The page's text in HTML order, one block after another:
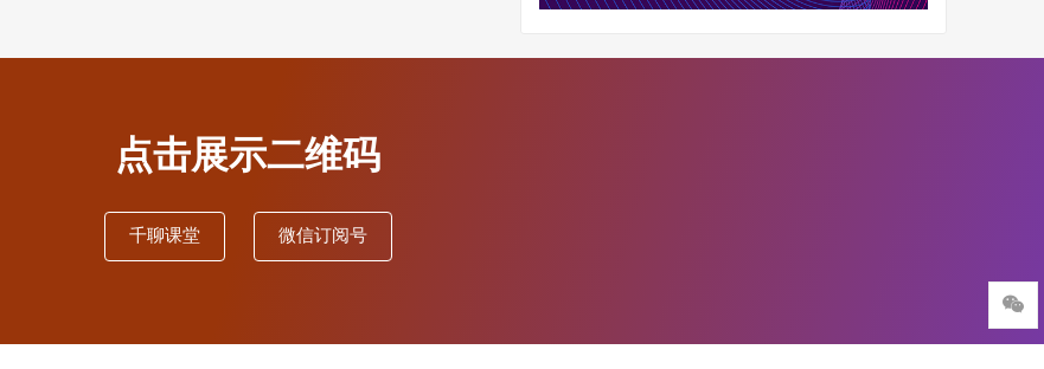
点击展示二维码
千聊课堂 微信订阅号